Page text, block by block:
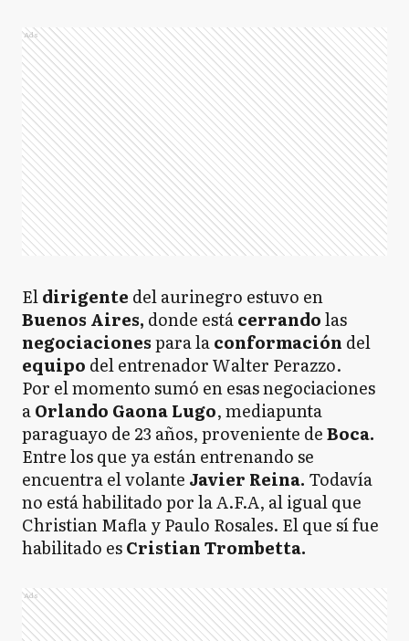
Ads
Eldirigente del aurinegro estuvo en
Buenos Aires, donde estácerrandolas
negociacionespara laconformación del
equipo del entrenador Walter Perazzo.
Por el momento sumó en esas negociaciones
aOrlando Gaona Lugo, mediapunta
paraguayo de 23 años, proveniente deBoca.
Entre los que ya están entrenando se
encuentra el volante Javier Reina. Todavía
no está habilitado por la A.F.A, al igual que
Christian Mafla y Paulo Rosales. El que sí fue
habilitado esCristian Trombetta.
Ads